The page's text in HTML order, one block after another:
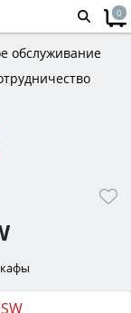
0
обслуживание